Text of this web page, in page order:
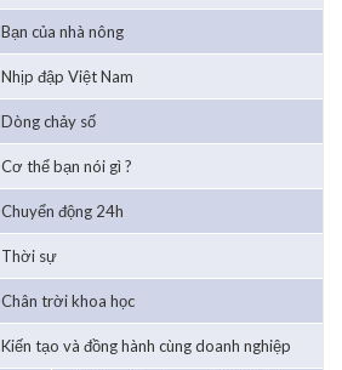
Bạn của nhà nông
Nhịp đập Việt Nam
Dòng chảy số
Cơ thể bạn nói gì ?
Chuyển động 24h
Thời sự
Chân trời khoa học
Kiến tạo và đồng hành cùng doanh nghiệp